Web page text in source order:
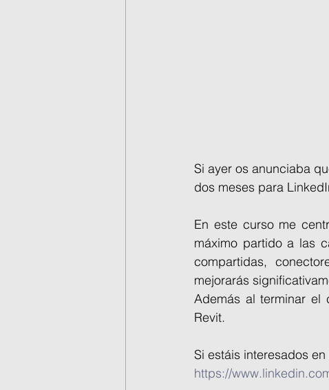
Si ayer os anunciaba
dos meses para
En este curso me
máximo partido a las
compartidas,
mejorarás
Además al terminar el
Revit.
Si estáis interesados
https://